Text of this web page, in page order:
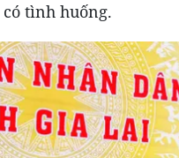
tình huống.